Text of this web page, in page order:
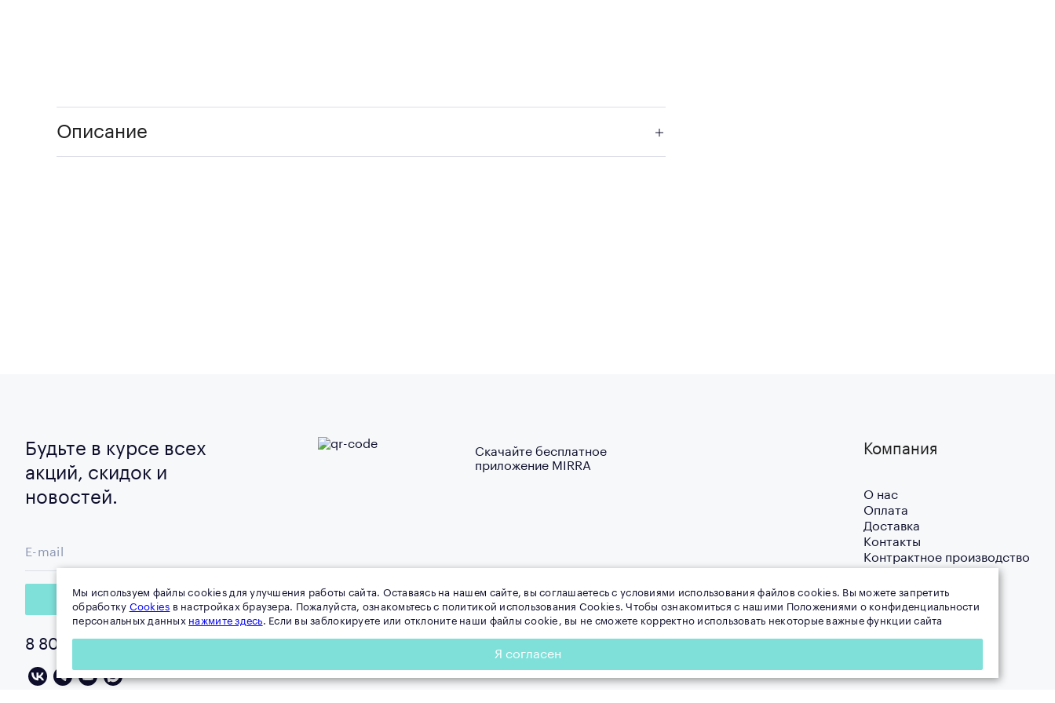
Описание
Будьте в курсе всех
акций, скидок и
новостей.
E-mail
Подписаться
8 800 100-0-178
Скачайте бесплатное
приложение MIRRA
Компания
О нас
Оплата
Доставка
Контакты
Контрактное производство
Новости
Блог
Мы используем файлы cookies для улучшения работы сайта. Оставаясь на нашем сайте, вы соглашаетесь с условиями использования файлов cookies. Вы можете запретить
обработку Cookies в настройках браузера. Пожалуйста, ознакомьтесь с политикой использования Cookies. Чтобы ознакомиться с нашими Положениями о конфиденциальности
персональных данных нажмите здесь. Если вы заблокируете или отклоните наши файлы cookie, вы не сможете корректно использовать некоторые важные функции сайта
Я согласен